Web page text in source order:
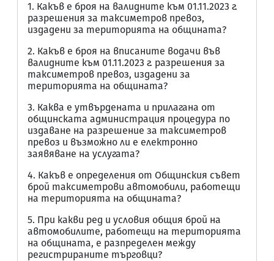
1. Какъв е броя на валидните към 01.11.2023 г.
разрешения за таксиметров превоз,
издадени за територията на общината?
2. Какъв е броя на вписаните водачи във
валидните към 01.11.2023 г. разрешения за
таксиметров превоз, издадени за
територията на общината?
3. Каква е утвърдената и прилагана от
общинската администрация процедура по
издаване на разрешение за таксиметров
превоз и възможно ли е електронно
заявяване на услугата?
4. Какъв е определения от Общинския съвет
брой таксиметрови автомобили, работещи
на територията на общината?
5. При какви ред и условия общия брой на
автомобилите, работещи на територията
на общината, е разпределен между
регистрираните търговци?